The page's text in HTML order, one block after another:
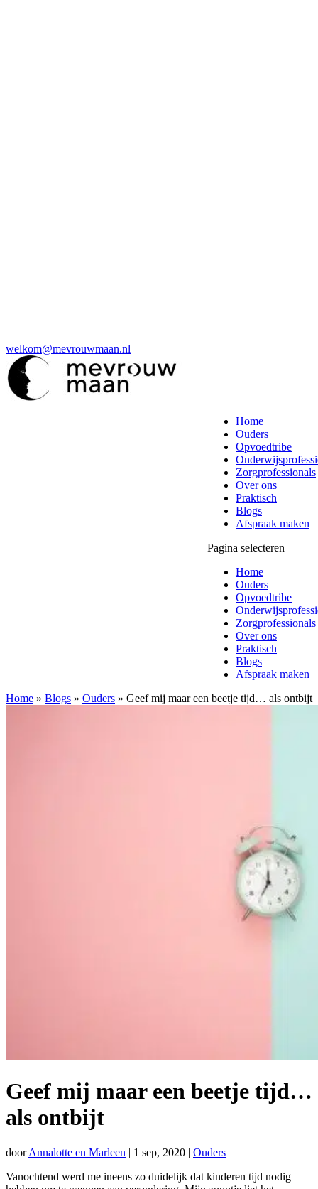
welkom@mevrouwmaan.nl
Home
Ouders
Opvoedtribe
Zorgprofessionals
Over ons
Praktisch
Blogs
Afspraak maken
Pagina selecteren
Home
Ouders
Opvoedtribe
Zorgprofessionals
Over ons
Praktisch
Blogs
Afspraak maken
Home » Blogs » Ouders » Geef mij maar een beetje tijd… als ontbijt
Geef mij maar een beetje tijd…
als ontbijt
doorAnnalotte en Marleen | 1 sep, 2020 | Ouders
Vanochtend werd me ineens zo duidelijk dat kinderen tijd nodig